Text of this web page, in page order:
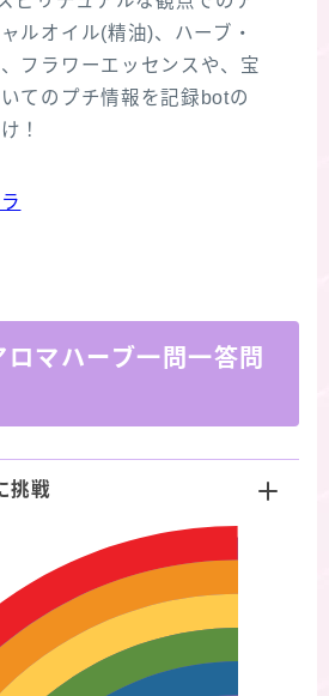
ルオイル(精油)、ハーブ・
フラワーエッセンスや、宝
てのプチ情報を記録botの
！
マハーブ一問一答問
挑戦